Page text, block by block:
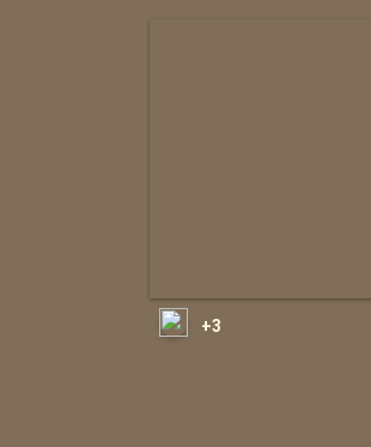
+3